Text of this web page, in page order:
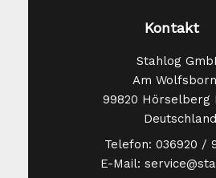
Kontakt
Stahlog
Am
99820 Hörselberg
Deutschland
Telefon: 036920 /
E-Mail: